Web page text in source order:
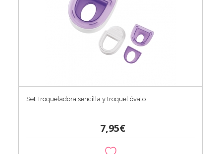
Set Troqueladora sencilla y troquel óvalo
7,95€